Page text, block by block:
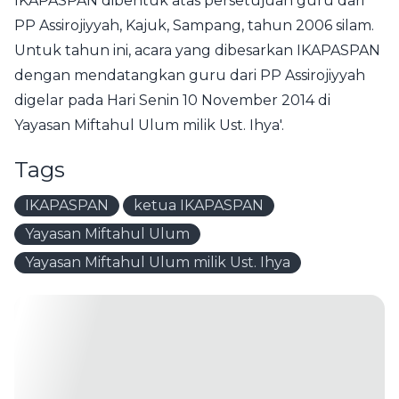
PP Assirojiyyah, Kajuk, Sampang, tahun 2006 silam.
Untuk tahun ini, acara yang dibesarkan IKAPASPAN
dengan mendatangkan guru dari PP Assirojiyyah
digelar pada Hari Senin 10 November 2014 di
Yayasan Miftahul Ulum milik Ust. Ihya'.
Tags
IKAPASPAN
ketua IKAPASPAN
Yayasan Miftahul Ulum
Yayasan Miftahul Ulum milik Ust. Ihya